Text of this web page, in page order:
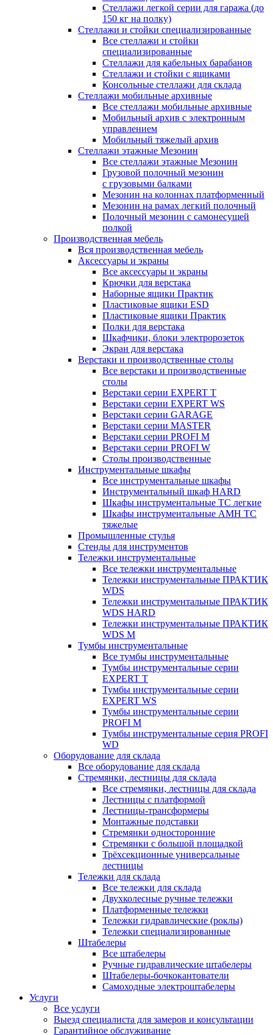
Стеллажи легкой серии для гаража (до
150 кг на полку)
Стеллажи и стойки специализированные
Все стеллажи и стойки
специализированные
Стеллажи для кабельных барабанов
Стеллажи и стойки с ящиками
Консольные стеллажи для склада
Стеллажи мобильные архивные
Все стеллажи мобильные архивные
Мобильный архив с электронным
управлением
Мобильный тяжелый архив
Стеллажи этажные Мезонин
Все стеллажи этажные Мезонин
Грузовой полочный мезонин
с грузовыми балками
Мезонин на колоннах платформенный
Мезонин на рамах легкий полочный
Полочный мезонин с самонесущей
полкой
Производственная мебель
Вся производственная мебель
Аксессуары и экраны
Все аксессуары и экраны
Крючки для верстака
Наборные ящики Практик
Пластиковые ящики ESD
Пластиковые ящики Практик
Полки для верстака
Шкафчики, блоки электророзеток
Экран для верстака
Верстаки и производственные столы
Все верстаки и производственные
столы
Верстаки серии EXPERT T
Верстаки серии EXPERT WS
Верстаки серии GARAGE
Верстаки серии MASTER
Верстаки серии PROFI M
Верстаки серии PROFI W
Столы производственные
Инструментальные шкафы
Все инструментальные шкафы
Инструментальный шкаф HARD
Шкафы инструментальные ТС легкие
Шкафы инструментальные AMH TC
тяжелые
Промышленные стулья
Стенды для инструментов
Тележки инструментальные
Все тележки инструментальные
Тележки инструментальные ПРАКТИК
WDS
Тележки инструментальные ПРАКТИК
WDS HARD
Тележки инструментальные ПРАКТИК
WDS M
Тумбы инструментальные
Все тумбы инструментальные
Тумбы инструментальные серии
EXPERT T
Тумбы инструментальные серии
EXPERT WS
Тумбы инструментальные серии
PROFI M
Тумбы инструментальные серия PROFI
WD
Оборудование для склада
Все оборудование для склада
Стремянки, лестницы для склада
Все стремянки, лестницы для склада
Лестницы с платформой
Лестницы-трансформеры
Монтажные подставки
Стремянки односторонние
Стремянки с большой площадкой
Трёхсекционные универсальные
лестницы
Тележки для склада
Все тележки для склада
Двухколесные ручные тележки
Платформенные тележки
Тележки гидравлические (роклы)
Тележки специализированные
Штабелеры
Все штабелеры
Ручные гидравлические штабелеры
Штабелеры-бочкокантователи
Самоходные электроштабелеры
Услуги
Все услуги
Выезд специалиста для замеров и консультации
Гарантийное обслуживание